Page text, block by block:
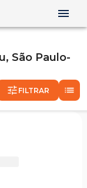
São Paulo-
FILTRAR